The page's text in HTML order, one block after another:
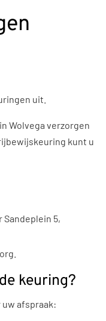
uit.
Wolvega verzorgen
kunt u
Sandeplein 5,
keuring?
uw afspraak: